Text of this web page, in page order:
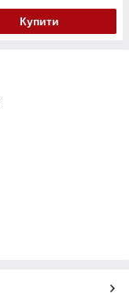
Купити